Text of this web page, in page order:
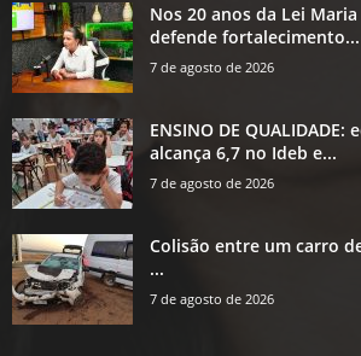
Nos 20 anos da Lei
defende fortalecimento...
7 de agosto de 2026
ENSINO DE
alcança 6,7 no Ideb e...
7 de agosto de 2026
Colisão entre um carro
...
7 de agosto de 2026